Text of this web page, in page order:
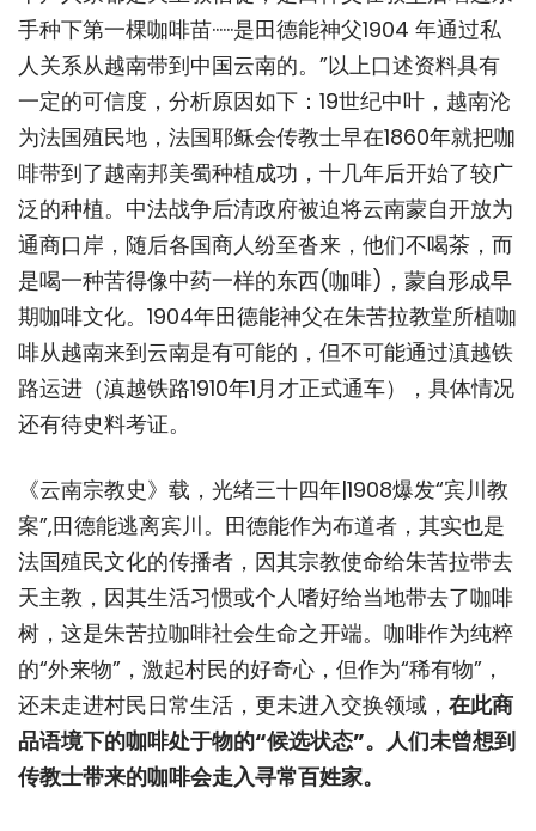
手种下第一棵咖啡苗······是田德能神父1904 年通过私
人关系从越南带到中国云南的。”以上口述资料具有
一定的可信度，分析原因如下：19世纪中叶，越南沦
为法国殖民地，法国耶稣会传教士早在1860年就把咖
啡带到了越南邦美蜀种植成功，十几年后开始了较广
泛的种植。中法战争后清政府被迫将云南蒙自开放为
通商口岸，随后各国商人纷至沓来，他们不喝茶，而
是喝一种苦得像中药一样的东西(咖啡)，蒙自形成早
期咖啡文化。1904年田德能神父在朱苦拉教堂所植咖
啡从越南来到云南是有可能的，但不可能通过滇越铁
路运进（滇越铁路1910年1月才正式通车），具体情况
还有待史料考证。
《云南宗教史》载，光绪三十四年|1908爆发“宾川教
案”,田德能逃离宾川。田德能作为布道者，其实也是
法国殖民文化的传播者，因其宗教使命给朱苦拉带去
天主教，因其生活习惯或个人嗜好给当地带去了咖啡
树，这是朱苦拉咖啡社会生命之开端。咖啡作为纯粹
的“外来物”，激起村民的好奇心，但作为“稀有物”，
还未走进村民日常生活，更未进入交换领域， 在此商
品语境下的咖啡处于物的“候选状态”。人们未曾想到
传教士带来的咖啡会走入寻常百姓家。